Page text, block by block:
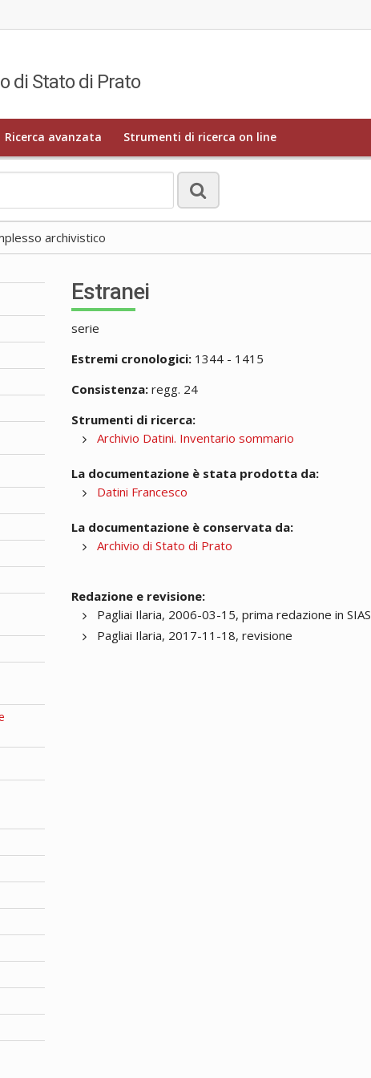
di Stato di Prato
Ricerca avanzata Strumenti di ricerca on line
archivistico
Estranei
serie
Estremi cronologici: 1344 - 1415
Consistenza: regg. 24
Strumenti di ricerca:
Archivio Datini. Inventario sommario
La documentazione è stata prodotta da:
Datini Francesco
La documentazione è conservata da:
Archivio di Stato di Prato
Redazione e revisione:
Pagliai Ilaria, 2006-03-15, prima redazione in SIAS
Pagliai Ilaria, 2017-11-18, revisione